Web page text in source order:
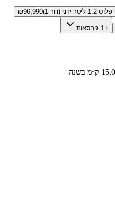
ליטר ידני (דור 1) ₪96,990
+1 גירסאות